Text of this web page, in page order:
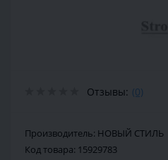
Отзывы: (0)
Производитель: НОВЫЙ СТИЛЬ
Код товара: 15929783